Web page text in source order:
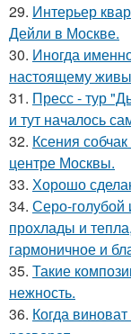
29. Интерьер
Дейли в Москве.
30. Иногда
настоящему
31. Пресс - тур
и тут началось
32. Ксения
центре Москвы.
33. Хорошо
34. Серо-голубой
прохлады и
гармоничное и
35. Такие
нежность.
36. Когда